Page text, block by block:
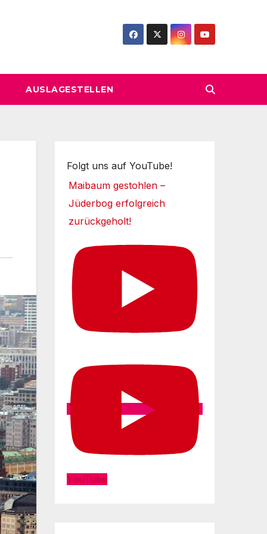
AUSLAGESTELLEN
Folgt uns auf YouTube!
Maibaum gestohlen –
Jüderbog erfolgreich
zurückgeholt!
YouTube